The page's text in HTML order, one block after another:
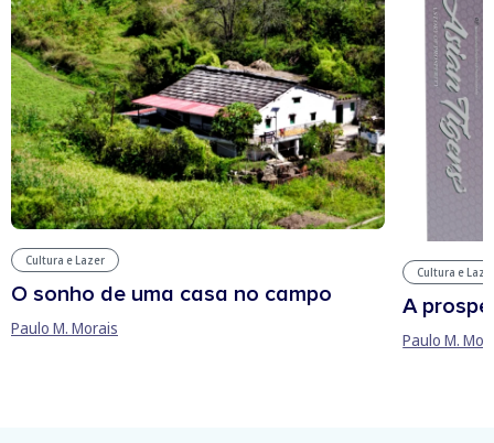
Cultura e Lazer
O sonho de uma casa no campo
Paulo M. Morais
Cultura e
A
Paulo M.